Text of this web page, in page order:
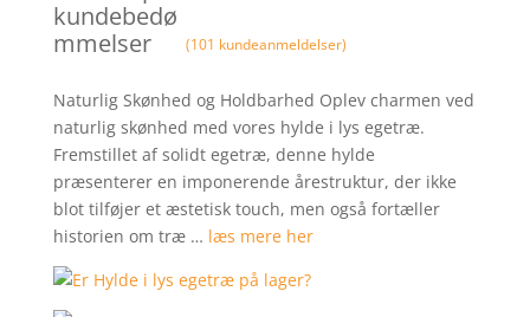
kundebedø
mmelser
(101 kundeanmeldelser)
Naturlig Skønhed og Holdbarhed Oplev charmen ved
naturlig skønhed med vores hylde i lys egetræ.
Fremstillet af solidt egetræ, denne hylde
præsenterer en imponerende årestruktur, der ikke
blot tilføjer et æstetisk touch, men også fortæller
historien om træ … læs mere her